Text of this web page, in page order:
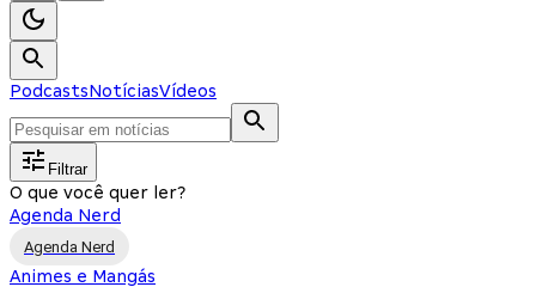
PodcastsNotíciasVídeos
Filtrar
O que você quer ler?
Agenda Nerd
Agenda Nerd
Animes e Mangás